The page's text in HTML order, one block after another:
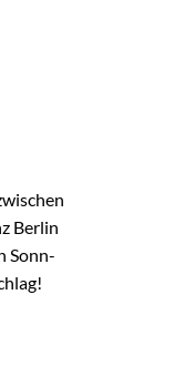
Berlin
Sonn-